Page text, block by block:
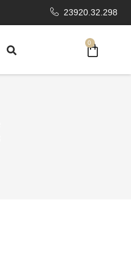
23920.32.298
0